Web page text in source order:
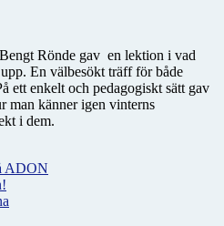
Rönde gav en lektion i vad
En välbesökt träff för både
ett enkelt och pedagogiskt sätt gav
man känner igen vinterns
i dem.
ADON